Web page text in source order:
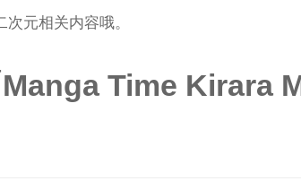
元相关内容哦。
Time Kirara